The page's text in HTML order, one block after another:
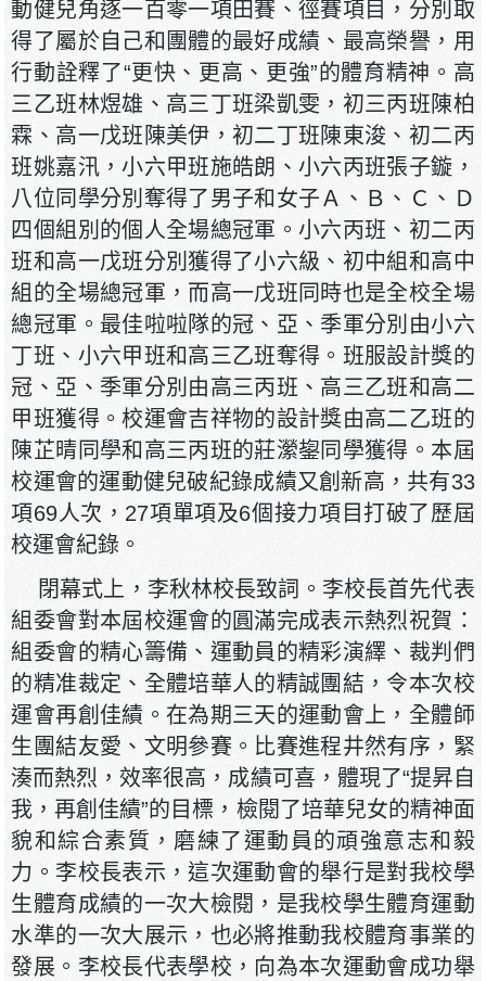
動健兒角逐一百零一項田賽、徑賽項目，分別取
得了屬於自己和團體的最好成績、最高榮譽，用
行動詮釋了“更快、更高、更強”的體育精神。高
三乙班林煜雄、高三丁班梁凱雯，初三丙班陳柏
霖、高一戊班陳美伊，初二丁班陳東浚、初二丙
班姚嘉汛，小六甲班施皓朗、小六丙班張子鏇，
八位同學分別奪得了男子和女子Ａ、Ｂ、Ｃ、Ｄ
四個組別的個人全場總冠軍。小六丙班、初二丙
班和高一戊班分別獲得了小六級、初中組和高中
組的全場總冠軍，而高一戊班同時也是全校全場
總冠軍。最佳啦啦隊的冠、亞、季軍分別由小六
丁班、小六甲班和高三乙班奪得。班服設計獎的
冠、亞、季軍分別由高三丙班、高三乙班和高二
甲班獲得。校運會吉祥物的設計獎由高二乙班的
陳芷晴同學和高三丙班的莊瀠鋆同學獲得。本屆
校運會的運動健兒破紀錄成績又創新高，共有33
項69人次，27項單項及6個接力項目打破了歷屆
校運會紀錄。
閉幕式上，李秋林校長致詞。李校長首先代表
組委會對本屆校運會的圓滿完成表示熱烈祝賀：
組委會的精心籌備、運動員的精彩演繹、裁判們
的精准裁定、全體培華人的精誠團結，令本次校
運會再創佳績。在為期三天的運動會上，全體師
生團結友愛、文明參賽。比賽進程井然有序，緊
湊而熱烈，效率很高，成績可喜，體現了“提昇自
我，再創佳績”的目標，檢閱了培華兒女的精神面
貌和綜合素質，磨練了運動員的頑強意志和毅
力。李校長表示，這次運動會的舉行是對我校學
生體育成績的一次大檢閱，是我校學生體育運動
水準的一次大展示，也必將推動我校體育事業的
發展。李校長代表學校，向為本次運動會成功舉